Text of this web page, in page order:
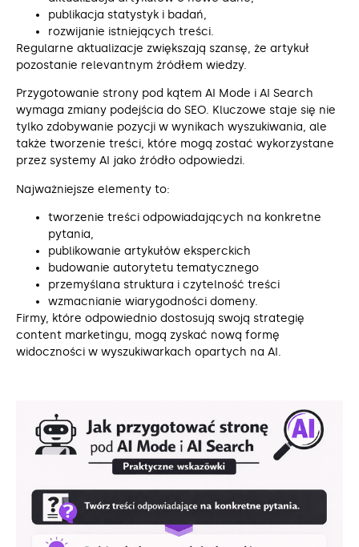
publikacja statystyk i badań,
rozwijanie istniejących treści.
Regularne aktualizacje zwiększają szansę, że artykuł
pozostanie relevantnym źródłem wiedzy.
Przygotowanie strony pod kątem AI Mode i AI Search
wymaga zmiany podejścia do SEO. Kluczowe staje się nie
tylko zdobywanie pozycji w wynikach wyszukiwania, ale
także tworzenie treści, które mogą zostać wykorzystane
przez systemy AI jako źródło odpowiedzi.
Najważniejsze elementy to:
tworzenie treści odpowiadających na konkretne
pytania,
publikowanie artykułów eksperckich
budowanie autorytetu tematycznego
przemyślana struktura i czytelność treści
wzmacnianie wiarygodności domeny.
Firmy, które odpowiednio dostosują swoją strategię
content marketingu, mogą zyskać nową formę
widoczności w wyszukiwarkach opartych na AI.